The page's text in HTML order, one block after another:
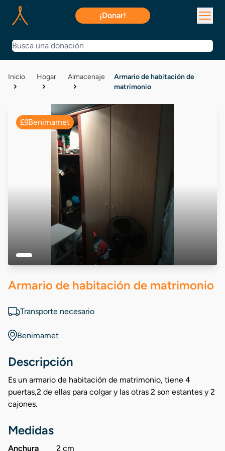
¡Donar!
Inicio Hogar Almacenaje
Armario de habitación de
matrimonio
Benimamet
Armario de habitación de matrimonio
Transporte necesario
Benimamet
Descripción
Es un armario de habitación de matrimonio, tiene 4
puertas,2 de ellas para colgar y las otras 2 son estantes y 2
cajones.
Medidas
Anchura 2 cm